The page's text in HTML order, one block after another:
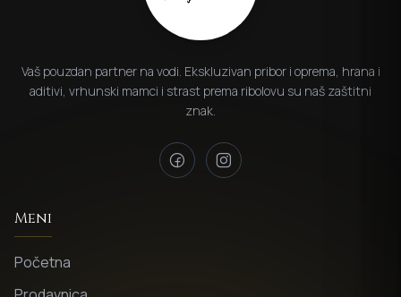
Vaš pouzdan partner na vodi. Ekskluzivan pribor i oprema, hrana i
aditivi, vrhunski mamci i strast prema ribolovu su naš zaštitni
znak.
Meni
Početna